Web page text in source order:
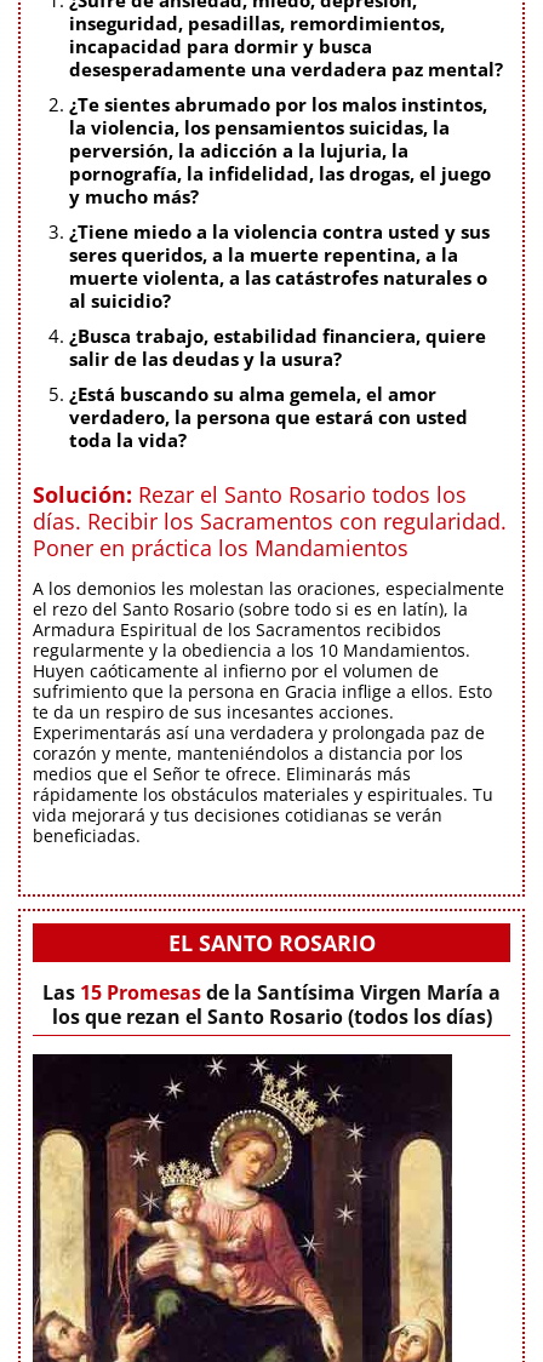
inseguridad, pesadillas, remordimientos,
incapacidad para dormir y busca
desesperadamente una verdadera paz mental?
¿Te sientes abrumado por los malos instintos,
la violencia, los pensamientos suicidas, la
perversión, la adicción a la lujuria, la
pornografía, la infidelidad, las drogas, el juego
y mucho más?
¿Tiene miedo a la violencia contra usted y sus
seres queridos, a la muerte repentina, a la
muerte violenta, a las catástrofes naturales o
al suicidio?
¿Busca trabajo, estabilidad financiera, quiere
salir de las deudas y la usura?
¿Está buscando su alma gemela, el amor
verdadero, la persona que estará con usted
toda la vida?
Solución: Rezar el Santo Rosario todos los
días. Recibir los Sacramentos con regularidad.
Poner en práctica los Mandamientos
A los demonios les molestan las oraciones, especialmente
el rezo del Santo Rosario (sobre todo si es en latín), la
Armadura Espiritual de los Sacramentos recibidos
regularmente y la obediencia a los 10 Mandamientos.
Huyen caóticamente al infierno por el volumen de
sufrimiento que la persona en Gracia inflige a ellos. Esto
te da un respiro de sus incesantes acciones.
Experimentarás así una verdadera y prolongada paz de
corazón y mente, manteniéndolos a distancia por los
medios que el Señor te ofrece. Eliminarás más
rápidamente los obstáculos materiales y espirituales. Tu
vida mejorará y tus decisiones cotidianas se verán
beneficiadas.
EL SANTO ROSARIO
Las 15 Promesasde la Santísima Virgen María a
los que rezan el Santo Rosario (todos los días)